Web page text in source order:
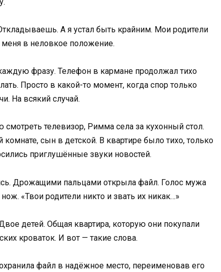
А я устал быть крайним. Мои родители
в неловкое положение.
фразу. Телефон в кармане продолжал тихо
Просто в какой-то момент, когда спор только
На всякий случай.
телевизор, Римма села за кухонный стол.
сын в детской. В квартире было тихо, только
приглушённые звуки новостей.
Дрожащими пальцами открыла файл. Голос мужа
«Твои родители никто и звать их никак…»
детей. Общая квартира, которую они покупали
кроваток. И вот — такие слова.
файл в надёжное место, переименовав его